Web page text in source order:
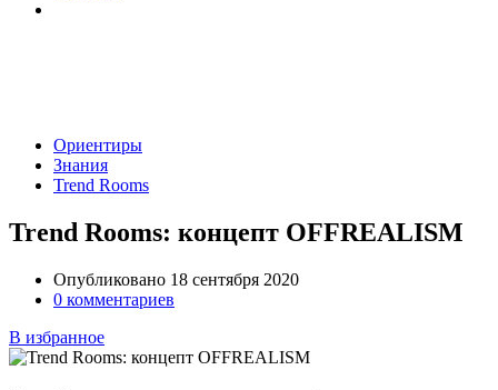
Ориентиры
Знания
Trend Rooms
Trend Rooms: концепт OFFREALISM
Опубликовано 18 сентября 2020
0 комментариев
В избранное